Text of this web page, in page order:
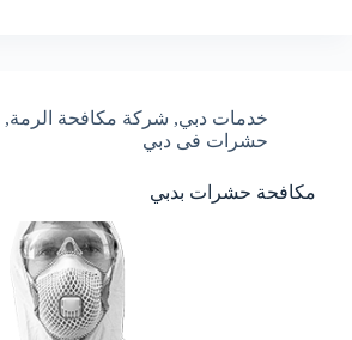
خدمات دبي, شركة مكافحة الرمة,
حشرات فى دبي
مكافحة حشرات بدبي